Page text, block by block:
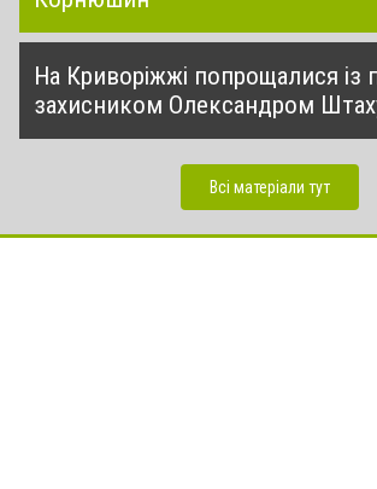
На Криворіжжі попрощалися із
захисником Олександром
Всі матеріали тут